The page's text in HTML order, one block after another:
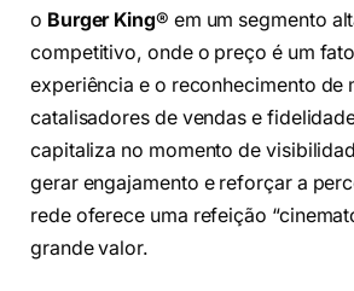
o Burger King® em um segmento
competitivo, onde o preço é um
experiência e o reconhecimento de
catalisadores de vendas e
capitaliza no momento de
gerar engajamento e reforçar a
rede oferece uma refeição
grande valor.